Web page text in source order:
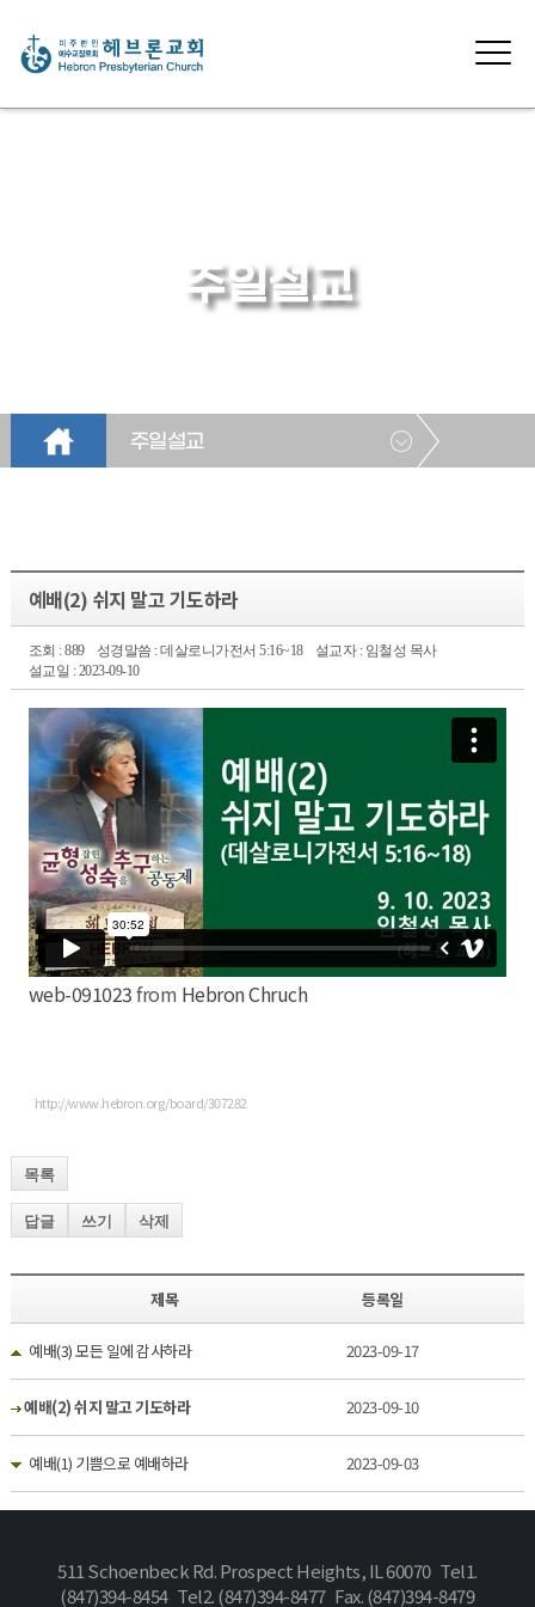
주일설교
주일설교
예배(2) 쉬지 말고 기도하라
조회 : 889 성경말씀 : 데살로니가전서 5:16~18
설교자 : 임철성 목사
설교일 : 2023-09-10
web-091023from Hebron Chruch
http://www.hebron.org/board/307282
목록
답글 쓰기 삭제
제목 등록일
예배(3) 모든 일에 감사하라 2023-09-17
예배(2) 쉬지 말고 기도하라 2023-09-10
예배(1) 기쁨으로 예배하라 2023-09-03
511 Schoenbeck Rd. Prospect Heights, IL 60070 Tel1.
(847)394-8454 Tel2. (847)394-8477 Fax. (847)394-8479